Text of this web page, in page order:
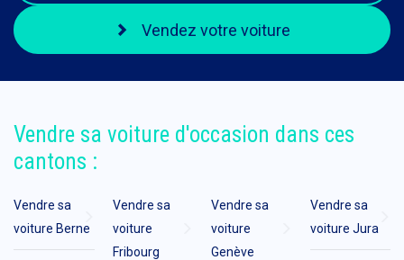
Vendez votre voiture
Vendre sa voiture d'occasion dans ces
cantons :
Vendre sa
voiture Berne
Vendre sa
voiture
Fribourg
Vendre sa
voiture
Genève
Vendre sa
voiture Jura